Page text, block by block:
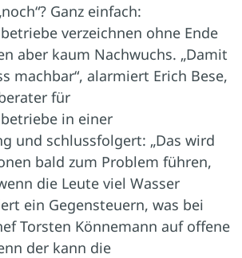
Ganz einfach:
verzeichnen ohne Ende
aber kaum Nachwuchs. „Damit
machbar“, alarmiert Erich Bese,
für
in einer
und schlussfolgert: „Das wird
bald zum Problem führen,
die Leute viel Wasser
ein Gegensteuern, was bei
Torsten Könnemann auf offene
der kann die